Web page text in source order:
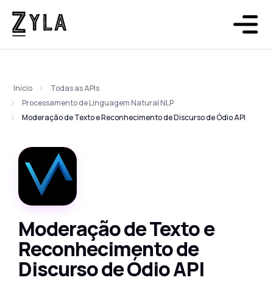
Início
Todas as APIs
Processamento de Linguagem Natural NLP
Moderação de Texto e Reconhecimento de Discurso de Ódio API
Moderação de Texto e
Reconhecimento de
Discurso de Ódio API